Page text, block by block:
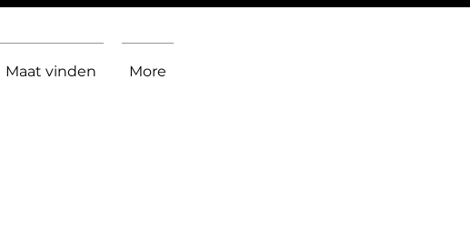
Maat vinden More